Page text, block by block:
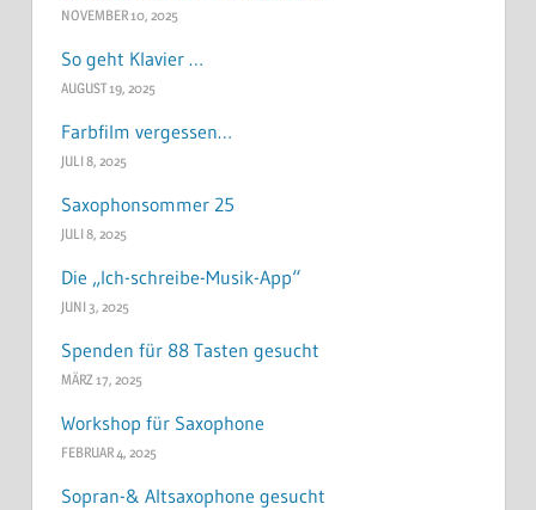
NOVEMBER 10, 2025
So geht Klavier …
AUGUST 19, 2025
Farbfilm vergessen…
JULI 8, 2025
Saxophonsommer 25
JULI 8, 2025
Die „Ich-schreibe-Musik-App“
JUNI 3, 2025
Spenden für 88 Tasten gesucht
MÄRZ 17, 2025
Workshop für Saxophone
FEBRUAR 4, 2025
Sopran-& Altsaxophone gesucht